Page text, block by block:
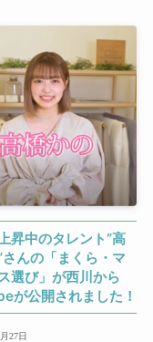
昇中のタレント”高
さんの「まくら・マ
選び」が西川から
が公開されました！
27日